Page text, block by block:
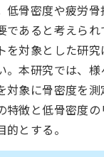
低骨密度や疲労骨
であると考えられ
を対象とした研究
。本研究では、様
対象に骨密度を測
特徴と低骨密度の
とする。